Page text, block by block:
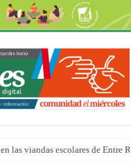
las viandas escolares de Entre